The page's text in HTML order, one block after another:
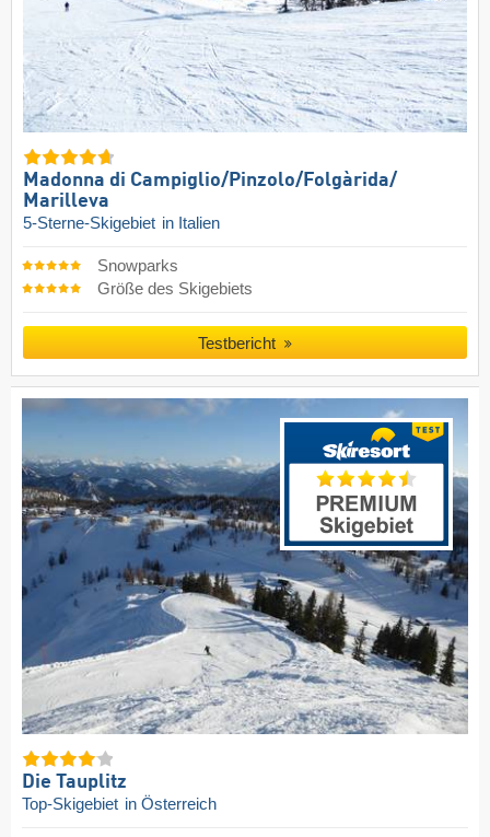
Madonna di Campiglio/​Pinzolo/​Folgàrida/​
Marilleva
5-Sterne-Skigebiet in Italien
Snowparks
Größe des Skigebiets
Testbericht
Die Tauplitz
Top-Skigebiet in Österreich